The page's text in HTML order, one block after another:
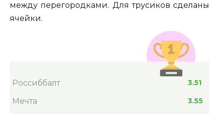
между перегородками. Для трусиков сделаны
ячейки.
Россиббалт 3.51
Мечта 3.55